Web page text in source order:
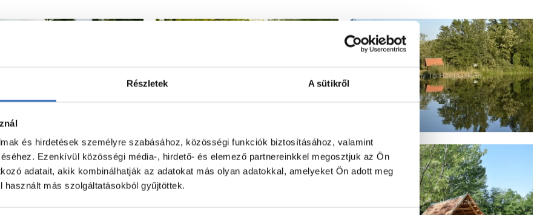
Részletek A sütikről
és hirdetések személyre szabásához, közösségi funkciók biztosításához, valamint
Ezenkívül közösségi média-, hirdető- és elemező partnereinkkel megosztjuk az Ön
adatait, akik kombinálhatják az adatokat más olyan adatokkal, amelyeket Ön adott meg
használt más szolgáltatásokból gyűjtöttek.